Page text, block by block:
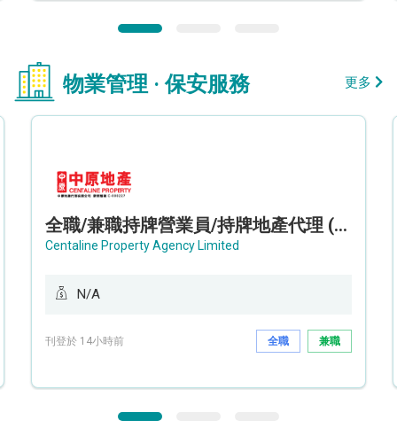
物業管理 · 保安服務 更多
全職/兼職持牌營業員/持牌地產代理 (長沙灣/將軍澳/油塘)
Centaline Property Agency Limited
N/A
刊登於 14小時前 全職 兼職